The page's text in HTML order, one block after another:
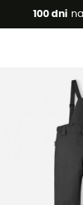
100 dni